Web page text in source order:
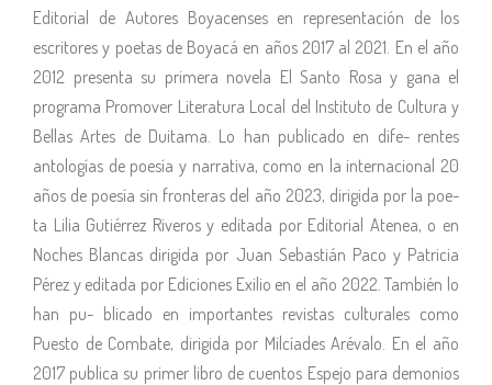
Editorial de Autores Boyacenses en representación de los
escritores y poetas de Boyacá en años 2017 al 2021. En el año
2012 presenta su primera novela El Santo Rosa y gana el
programa Promover Literatura Local del Instituto de Cultura y
Bellas Artes de Duitama. Lo han publicado en dife- rentes
antologías de poesía y narrativa, como en la internacional 20
años de poesía sin fronteras del año 2023, dirigida por la poe-
ta Lilia Gutiérrez Riveros y editada por Editorial Atenea, o en
Noches Blancas dirigida por Juan Sebastián Paco y Patricia
Pérez y editada por Ediciones Exilio en el año 2022. También lo
han pu- blicado en importantes revistas culturales como
Puesto de Combate, dirigida por Milcíades Arévalo. En el año
2017 publica su primer libro de cuentos Espejo para demonios